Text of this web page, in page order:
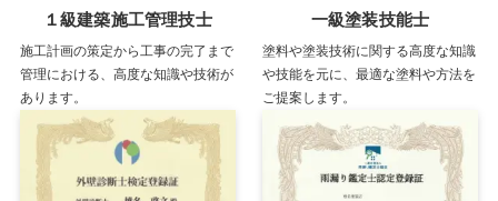
１級建築施工管理技士
施工計画の策定から工事の完了まで
管理における、高度な知識や技術が
あります。
一級塗装技能士
塗料や塗装技術に関する高度な知識
や技能を元に、最適な塗料や方法を
ご提案します。